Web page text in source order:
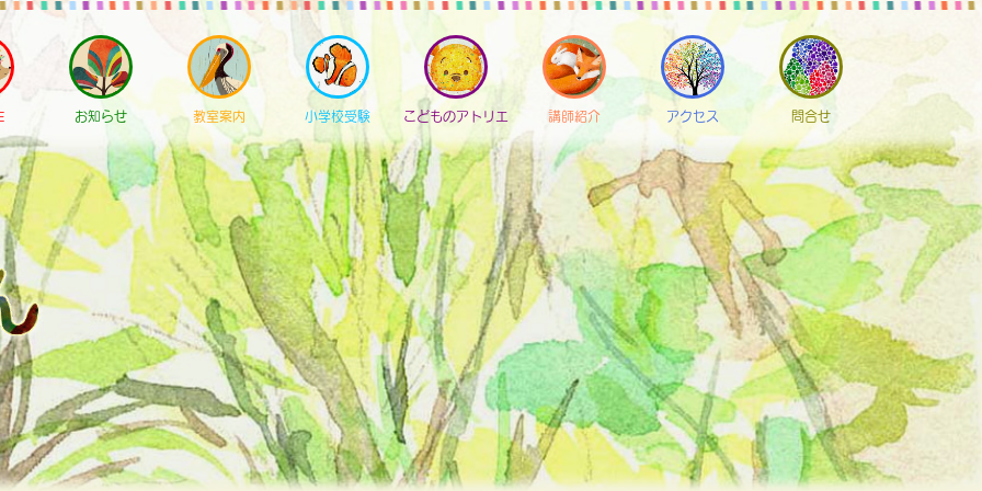
お知らせ 教室案内 小学校受験 こどものアトリエ 講師紹介 アクセス 問合せ